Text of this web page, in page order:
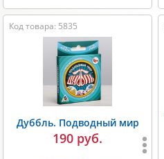
Код товара: 5835
Дуббль. Подводный мир
190 руб.